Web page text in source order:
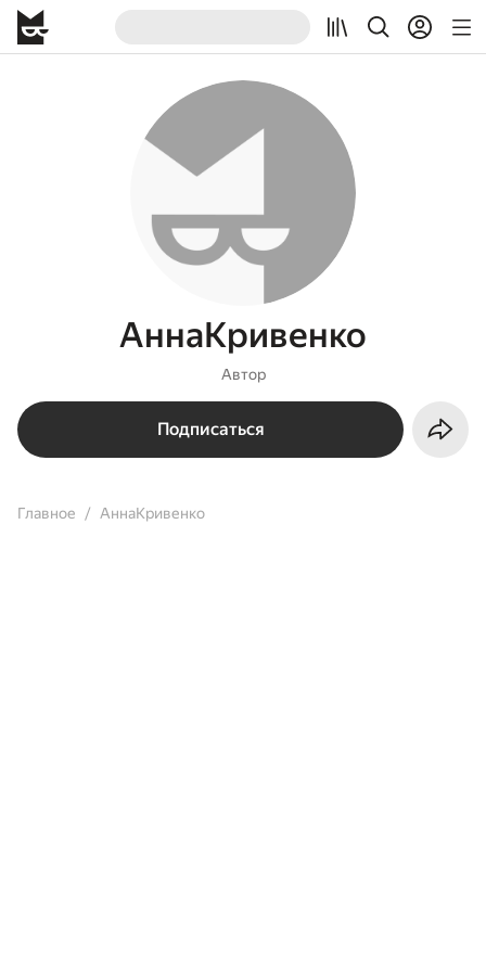
АннаКривенко
Автор
Подписаться
Главное АннаКривенко